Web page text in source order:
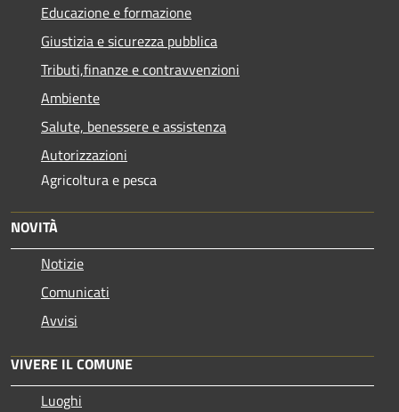
Educazione e formazione
Giustizia e sicurezza pubblica
Tributi,finanze e contravvenzioni
Ambiente
Salute, benessere e assistenza
Autorizzazioni
Agricoltura e pesca
NOVITÀ
Notizie
Comunicati
Avvisi
VIVERE IL COMUNE
Luoghi